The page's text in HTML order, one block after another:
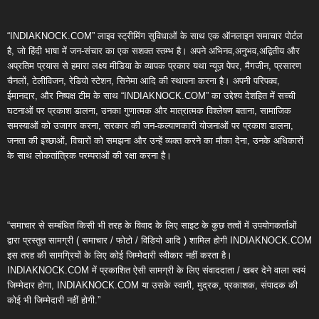
“INDIAKNOCK.COM” लाइव स्ट्रीमिंग सुविधाओं के साथ एक ऑनलाइन समाचार पोर्टल
है, जो हिंदी भाषा में जन-संचार का एक सशक्त स्तम्भ है। अपने अभिनव,अनुभव,अद्वितीय और
अप्रतिम प्रयास से हमारा लक्ष्य मीडिया के व्यापक प्रकार यथा न्यूज़ पेपर, मैगजीन, प्रसारण
चैनलों, टेलीविजन, रेडियो स्टेशन, सिनेमा आदि की स्थापना करना है। अपनी परिपक्व,
ईमानदार, और निष्पक्ष टीम के साथ “INDIAKNOCK.COM” का उद्देश्य देशहित में सच्ची
घटनाओं पर प्रकाश डालना, उनका गुणात्मक और मात्रात्मक विश्लेषण बताना, सामाजिक
समस्याओं को उजागर करना, सरकार की जन-कल्याणकारी योजनाओं पर प्रकाश डालना,
जनता की इच्छाओं, विचारों को समझना और उन्हें व्यक्त करने का मौका देना, उनके अधिकारों
के साथ लोकतांत्रिक परम्पराओं की रक्षा करना है।
“समाचार से सम्बंधित किसी भी तरह के विवाद के लिए साइट के कुछ तत्वों में उपयोगकर्ताओं
द्वारा प्रस्तुत सामग्री ( समाचार / फोटो / विडियो आदि ) शामिल होगी INDIAKNOCK.COM
इस तरह की सामग्रियों के लिए कोई जिम्मेदारी स्वीकार नहीं करता है।
INDIAKNOCK.COM में प्रकाशित ऐसी सामग्री के लिए संवाददाता / खबर देने वाला स्वयं
जिम्मेदार होगा, INDIAKNOCK.COM या उसके स्वामी, मुद्रक, प्रकाशक, संपादक की
कोई भी जिम्मेदारी नहीं होगी.”